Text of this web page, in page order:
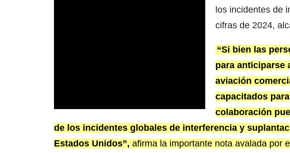
los incidentes de
cifras de 2024,
“Si bien las
para anticiparse
aviación
capacitados
colaboración
de los incidentes globales de interferencia y
Estados Unidos”, afirma la importante nota avalada por